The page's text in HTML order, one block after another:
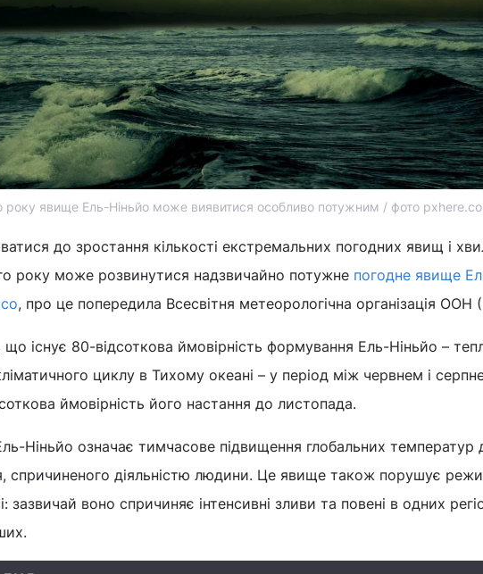
року явище Ель-Ніньйо може виявитися особливо потужним / фото
до зростання кількості екстремальних погодних явищ і
року може розвинутися надзвичайно потужне погодне явище
, про це попередила Всесвітня метеорологічна організація
існує 80-відсоткова ймовірність формування Ель-Ніньйо –
циклу в Тихому океані – у період між червнем і
ймовірність його настання до листопада.
Ніньйо означає тимчасове підвищення глобальних температур
спричиненого діяльністю людини. Це явище також порушує
зазвичай воно спричиняє інтенсивні зливи та повені в одних